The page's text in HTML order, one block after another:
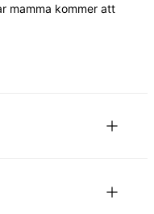
mamma kommer att
in korrekt, eftersom